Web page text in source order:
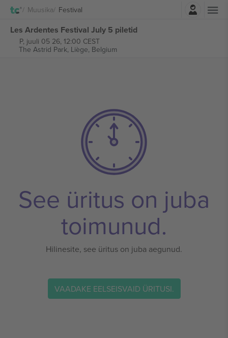
Muusika Festival
Les Ardentes Festival July 5 piletid
P, juuli 05 26, 12:00 CEST
The Astrid Park, Liège, Belgium
See üritus on juba
toimunud.
Hilinesite, see üritus on juba aegunud.
VAADAKE EELSEISVAID ÜRITUSI.